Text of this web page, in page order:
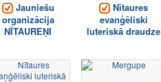
Jauniešu
organizācija
NĪTAUREŅI
Nītaures
evanģēliski
luteriskā draudze